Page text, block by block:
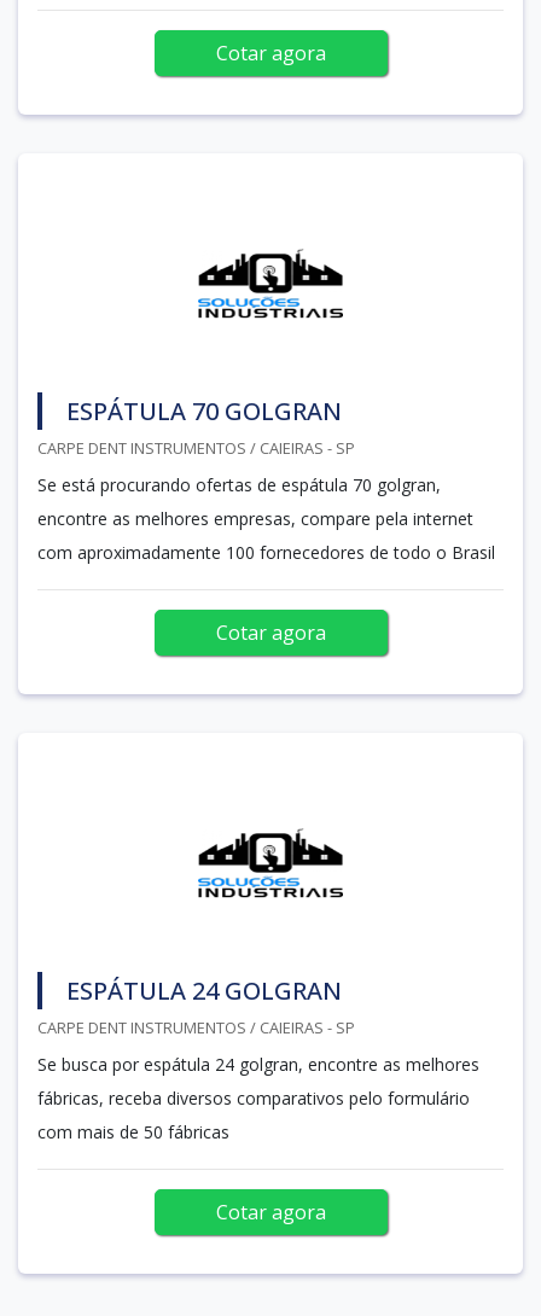
Cotar agora
ESPÁTULA 70 GOLGRAN
CARPE DENT INSTRUMENTOS / CAIEIRAS - SP
Se está procurando ofertas de espátula 70 golgran,
encontre as melhores empresas, compare pela internet
com aproximadamente 100 fornecedores de todo o Brasil
Cotar agora
ESPÁTULA 24 GOLGRAN
CARPE DENT INSTRUMENTOS / CAIEIRAS - SP
Se busca por espátula 24 golgran, encontre as melhores
fábricas, receba diversos comparativos pelo formulário
com mais de 50 fábricas
Cotar agora